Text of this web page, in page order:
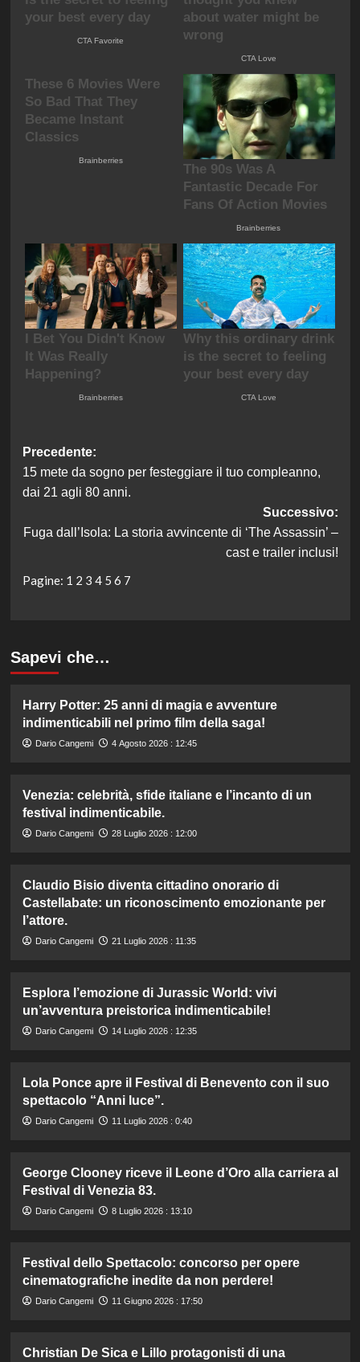
Navigazione
articolo
Precedente:
15 mete da sogno per festeggiare il tuo compleanno,
dai 21 agli 80 anni.
Successivo:
Fuga dall’Isola: La storia avvincente di ‘The Assassin’ –
cast e trailer inclusi!
Pagine: 1 2 3 4 5 6 7
Sapevi che…
Harry Potter: 25 anni di magia e avventure
indimenticabili nel primo film della saga!
Dario Cangemi 4 Agosto 2026 : 12:45
Venezia: celebrità, sfide italiane e l’incanto di un
festival indimenticabile.
Dario Cangemi 28 Luglio 2026 : 12:00
Claudio Bisio diventa cittadino onorario di
Castellabate: un riconoscimento emozionante per
l’attore.
Dario Cangemi 21 Luglio 2026 : 11:35
Esplora l’emozione di Jurassic World: vivi
un’avventura preistorica indimenticabile!
Dario Cangemi 14 Luglio 2026 : 12:35
Lola Ponce apre il Festival di Benevento con il suo
spettacolo “Anni luce”.
Dario Cangemi 11 Luglio 2026 : 0:40
George Clooney riceve il Leone d’Oro alla carriera al
Festival di Venezia 83.
Dario Cangemi 8 Luglio 2026 : 13:10
Festival dello Spettacolo: concorso per opere
cinematografiche inedite da non perdere!
Dario Cangemi 11 Giugno 2026 : 17:50
Christian De Sica e Lillo protagonisti di una